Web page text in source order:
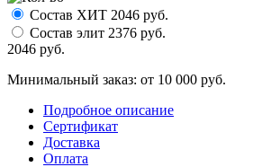
Состав ХИТ 2046 руб.
Состав элит 2376 руб.
2046 руб.
Минимальный заказ: от 10 000 руб.
Подробное описание
Сертификат
Доставка
Оплата